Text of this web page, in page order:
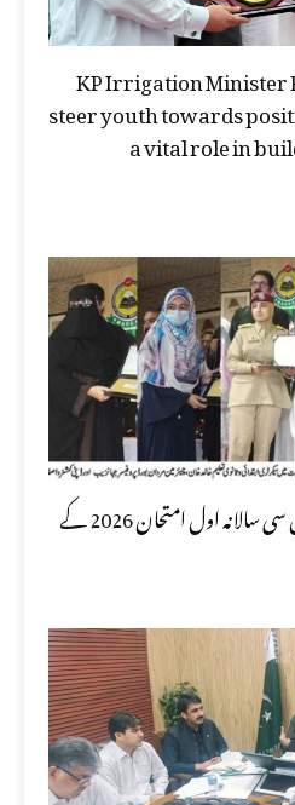
KP Irrigation Minister
steer youth towards
a vital role in
تعلیمی بورڈ مردان نے ایس ایس سی سالانہ اول امتحان 2026 کے